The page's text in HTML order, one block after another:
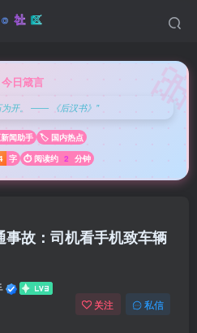
日箴言
为开。 —— 《后汉书》"
闻助手
🏷️ 国内热点
字 ⏱️ 阅读约 2 分钟
故：司机看手机致车辆
关注 私信